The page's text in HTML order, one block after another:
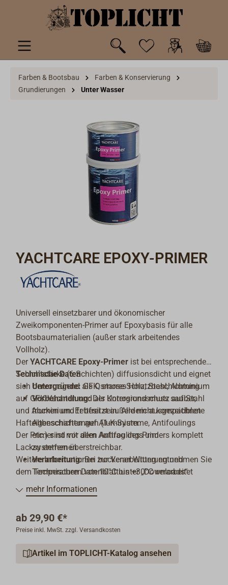
springen
Farben & Bootsbau
Farben & Konservierung
Grundierungen
Unter Wasser
YACHTCARE EPOXY-PRIMER
Universell einsetzbarer und ökonomischer
Zweikomponenten-Primer auf Epoxybasis für alle
Bootsbaumaterialien (außer stark arbeitendes
Vollholz).
DerYACHTCARE Epoxy-Primer ist bei entsprechender
Schichtstärke (6 Schichten) diffusionsdicht und eignet
sich hervorragend als Osmose-Schutzbeschichtung
auf GFK-Yachten und als Korrosionsschutz auf Stahl
und Aluminium. Er besitzt außerdem ausgezeichnete
Hafteigenschaften auf Aluminium.
Der Primer ist mit allen Antifoulings und
Lacksystemen überstreichbar.
Technische Daten
Untergründe: GFK, starres Holz, Stahl, Aluminium
Vorbehandlung:Der Untergrund muss sauber,
trocken und fettfrei sein. Alle nicht kompatiblen
Altbeschichtungen (1-K-Systeme, Antifoulings
etc.) sind vor dem Auftrag des Primers komplett
zu entfernen
Verarbeitung:Bei trockener Witterung und
Temperaturen von 10°C bis +30°C verarbeitet
werden. Schichtanzahl bei Neuaufbau: 2-3, für
besseren Korrosions- und Osmoseschutz besser
Folgeanstrich:
Ergiebigkeit: ca. 8 m²/l
Applikationsmethode: Pinsel, Fellrolle
Weitere Informationen zur Verarbeitung entnehmen Sie
dem Technischen Datenblatt unter „Downloads“.
mehr Informationen
ab 29,90 €*
Preise inkl. MwSt. zzgl. Versandkosten
Artikel im TOPLICHT-Katalog ansehen